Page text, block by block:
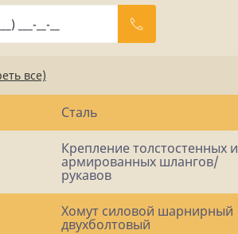
все)
Сталь
Крепление толстостенных и
армированных шлангов/
рукавов
Хомут силовой шарнирный
двухболтовый